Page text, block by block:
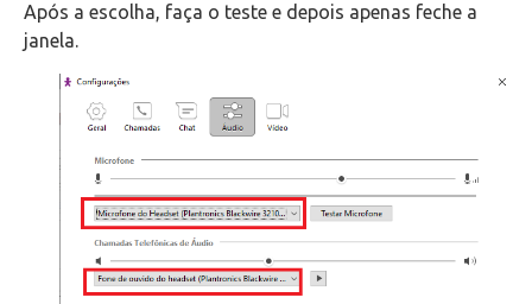
Após a escolha, faça o teste e depois apenas feche a
janela.